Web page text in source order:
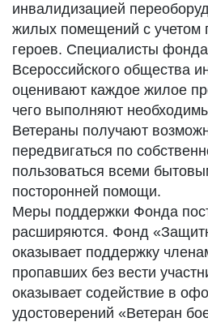
инвалидизацией
жилых помещений с учетом
героев. Специалисты фонда
Всероссийского общества
оценивают каждое жилое
чего выполняют
Ветераны получают
передвигаться по
пользоваться всеми
посторонней помощи.
Меры поддержки Фонда
расширяются. Фонд
оказывает поддержку
пропавших без вести
оказывает содействие в
удостоверений «Ветеран